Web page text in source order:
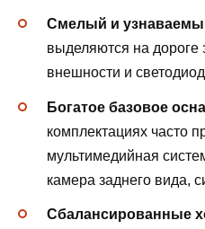
Смелый и
выделяются на дороге
внешности и
Богатое базовое
комплектациях часто
мультимедийная
камера заднего вида,
Сбалансированные